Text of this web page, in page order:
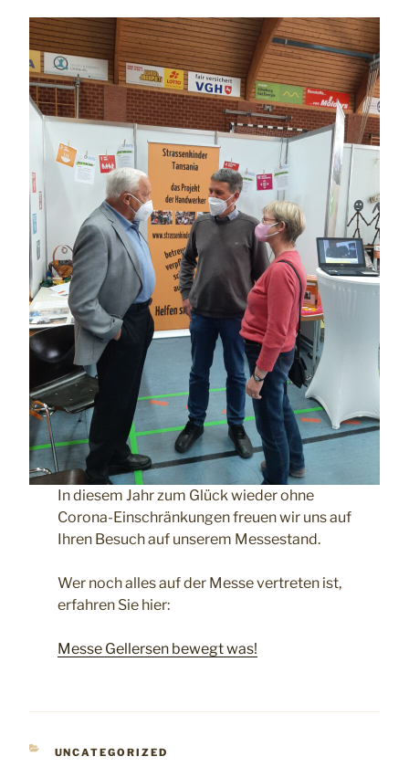
In diesem Jahr zum Glück wieder ohne
Corona-Einschränkungen freuen wir uns auf
Ihren Besuch auf unserem Messestand.
Wer noch alles auf der Messe vertreten ist,
erfahren Sie hier:
Messe Gellersen bewegt was!
KATEGORIEN
UNCATEGORIZED